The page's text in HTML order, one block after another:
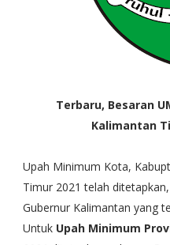
Terbaru, Besaran
Kalimantan
Upah Minimum Kota,
Timur 2021 telah
Gubernur Kalimantan yang
UntukUpah Minimum